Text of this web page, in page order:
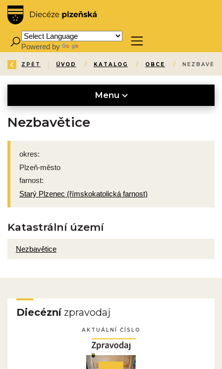
Powered by
ZPĚT ÚVOD / KATALOG / OBCE /
Menu
Nezbavětice
okres:
Plzeň-město
farnost:
Starý Plzenec (římskokatolická farnost)
Katastrální území
Nezbavětice
Diecéznízpravodaj
AKTUÁLNÍ ČÍSLO